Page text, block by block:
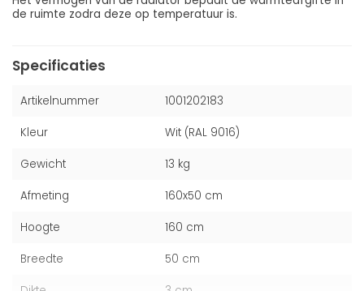
de ruimte zodra deze op temperatuur is.
Specificaties
Artikelnummer 1001202183
Kleur Wit (RAL 9016)
Gewicht 13 kg
Afmeting 160x50 cm
Hoogte 160 cm
Breedte 50 cm